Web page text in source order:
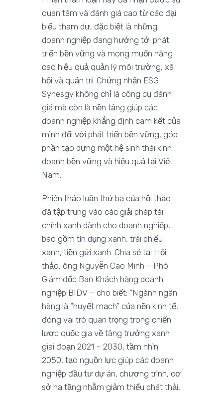
quan tâm và đánh giá cao từ các đại
biểu tham dự, đặc biệt là những
doanh nghiệp đang hướng tới phát
triển bền vững và mong muốn nâng
cao hiệu quả quản lý môi trường, xã
hội và quản trị. Chứng nhận ESG
Synesgy không chỉ là công cụ đánh
giá mà còn là nền tảng giúp các
doanh nghiệp khẳng định cam kết của
mình đối với phát triển bền vững, góp
phần tạo dựng một hệ sinh thái kinh
doanh bền vững và hiệu quả tại Việt
Nam.
Phiên thảo luận thứ ba của hội thảo
đã tập trung vào các giải pháp tài
chính xanh dành cho doanh nghiệp,
bao gồm tín dụng xanh, trái phiếu
xanh, tiền gửi xanh. Chia sẻ tại Hội
thảo, ông Nguyễn Cao Minh – Phó
Giám đốc Ban Khách hàng doanh
nghiệp BIDV – cho biết: “Ngành ngân
hàng là “huyết mạch” của nền kinh tế,
đóng vai trò quan trọng trong chiến
lược quốc gia về tăng trưởng xanh
giai đoạn 2021 – 2030, tầm nhìn
2050, tạo nguồn lực giúp các doanh
nghiệp đầu tư dự án, chương trình, cơ
sở hạ tầng nhằm giảm thiểu phát thải,